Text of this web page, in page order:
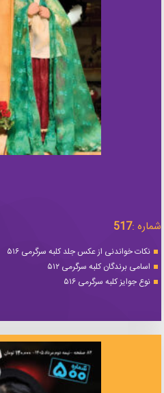
شماره :517
نکات خواندنی از عکس جلد کلبه سرگرمی ۵۱۶
اسامی برندگان کلبه سرگرمی ۵۱۲
نوع جوایز کلبه سرگرمی ۵۱۶